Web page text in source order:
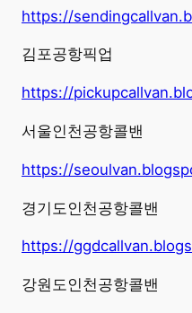
https://
김포공항픽업
https://
서울인천공항콜밴
https://
경기도인천공항콜밴
https://
강원도인천공항콜밴